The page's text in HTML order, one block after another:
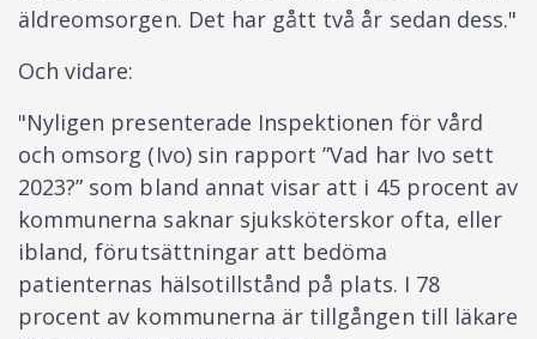
äldreomsorgen. Det har gått två år sedan dess."
Och vidare:
"Nyligen presenterade Inspektionen för vård
och omsorg (Ivo) sin rapport ”Vad har Ivo sett
2023?” som bland annat visar att i 45 procent av
kommunerna saknar sjuksköterskor ofta, eller
ibland, förutsättningar att bedöma
patienternas hälsotillstånd på plats. I 78
procent av kommunerna är tillgången till läkare